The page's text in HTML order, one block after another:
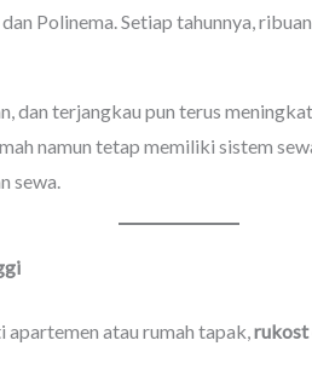
Polinema. Setiap tahunnya,
dan terjangkau pun terus
namun tetap memiliki sistem
sewa.
atau rumah tapak,rukost